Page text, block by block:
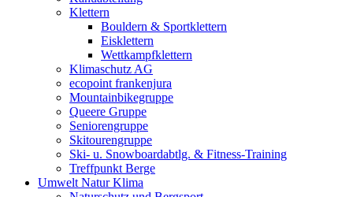
Klettern
Bouldern & Sportklettern
Eisklettern
Wettkampfklettern
Klimaschutz AG
ecopoint frankenjura
Mountainbikegruppe
Queere Gruppe
Seniorengruppe
Skitourengruppe
Ski- u. Snowboardabtlg. & Fitness-Training
Treffpunkt Berge
Umwelt Natur Klima